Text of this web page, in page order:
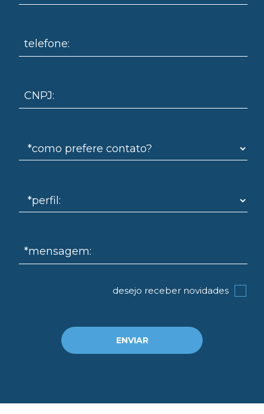
telefone:
CNPJ:
*mensagem:
desejo receber novidades
ENVIAR